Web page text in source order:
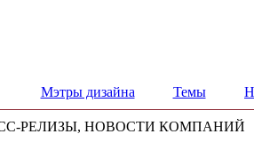
Мэтры дизайна Темы
РЕЛИЗЫ, НОВОСТИ КОМПАНИЙ